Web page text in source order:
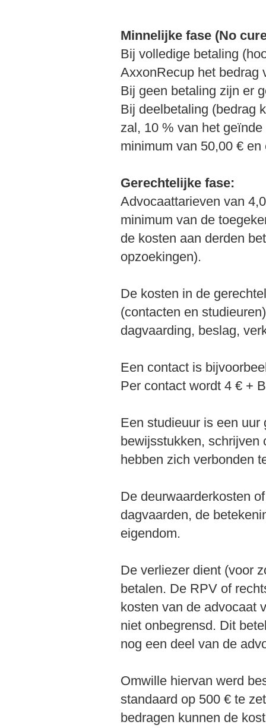
Minnelijke fase (No
Bij volledige betaling
AxxonRecup het bedrag
Bij geen betaling zijn er
Bij deelbetaling (bedrag
zal, 10 % van het
minimum van 50,00 €
Gerechtelijke fase:
Advocaattarieven van
minimum van de
de kosten aan derden
opzoekingen).
De kosten in de
(contacten en
dagvaarding, beslag,
Een contact is
Per contact wordt 4 € +
Een studieuur is een uur
bewijsstukken, schrijven
hebben zich verbonden
De deurwaarderkosten
dagvaarden, de
eigendom.
De verliezer dient (voor
betalen. De RPV of
kosten van de advocaat
niet onbegrensd. Dit
nog een deel van de
Omwille hiervan werd
standaard op 500 € te
bedragen kunnen de